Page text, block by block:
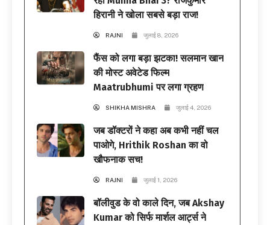
हिरानी ने खोला सबसे बड़ा राज!
RAJNI जुलाई 8, 2026
फैंस को लगा बड़ा झटका! सलमान खान
की मोस्ट अवेटेड फिल्म
Maatrubhumi पर लगा ग्रहण
SHIKHA MISHRA जुलाई 4, 2026
जब डॉक्टरों ने कहा अब कभी नहीं चल
पाओगे, Hrithik Roshan का वो
खौफनाक सच!
RAJNI जुलाई 1, 2026
बॉलीवुड के वो काले दिन, जब Akshay
Kumar को सिर्फ मार्शल आर्ट्स ने